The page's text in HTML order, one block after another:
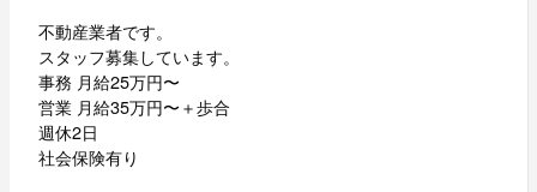
不動産業者です。
スタッフ募集しています。
事務 月給25万円〜
営業 月給35万円〜＋歩合
週休2日
社会保険有り